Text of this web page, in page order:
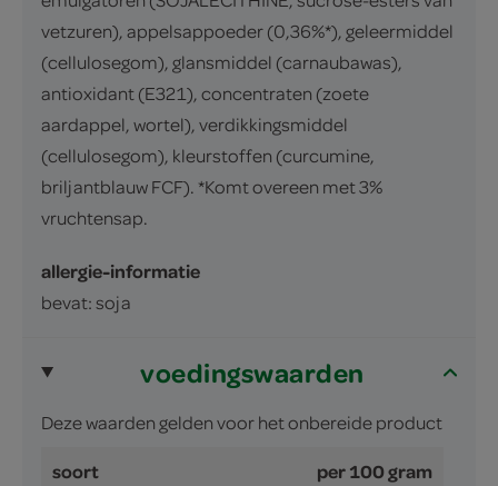
vetzuren), appelsappoeder (0,36%*), geleermiddel
(cellulosegom), glansmiddel (carnaubawas),
antioxidant (E321), concentraten (zoete
aardappel, wortel), verdikkingsmiddel
(cellulosegom), kleurstoffen (curcumine,
briljantblauw FCF). *Komt overeen met 3%
vruchtensap.
allergie-informatie
bevat: soja
voedingswaarden
Deze waarden gelden voor het onbereide product
soort per 100 gram